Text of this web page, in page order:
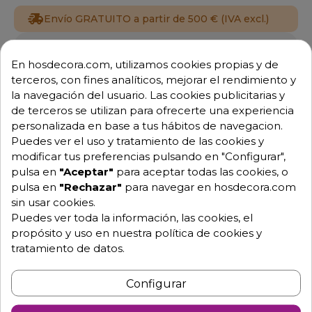
Envío GRATUITO a partir de 500 € (IVA excl.)
Garantía mínima de 1 año.
Pago 100% seguro.
Consulta tus dudas con nosotros.
976 25 59 91
info@hosdecora.com
Hablemos
Pide tu presupuesto
En hosdecora.com, utilizamos cookies propias y de
terceros, con fines analíticos, mejorar el rendimiento y
la navegación del usuario. Las cookies publicitarias y
de terceros se utilizan para ofrecerte una experiencia
personalizada en base a tus hábitos de navegacion.
Puedes ver el uso y tratamiento de las cookies y
modificar tus preferencias pulsando en "Configurar",
pulsa en "Aceptar" para aceptar todas las cookies, o
pulsa en "Rechazar" para navegar en hosdecora.com
sin usar cookies.
Puedes ver toda la información, las cookies, el
propósito y uso en nuestra política de cookies y
tratamiento de datos.
Configurar